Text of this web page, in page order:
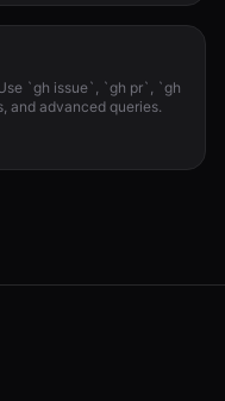
`gh issue`, `gh pr`, `gh
and advanced queries.